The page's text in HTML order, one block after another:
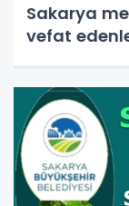
Sakarya
vefat